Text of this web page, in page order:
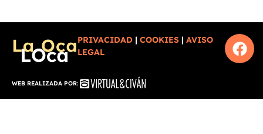
PRIVACIDAD | COOKIES | AVISO
LEGAL
WEB REALIZADA POR: